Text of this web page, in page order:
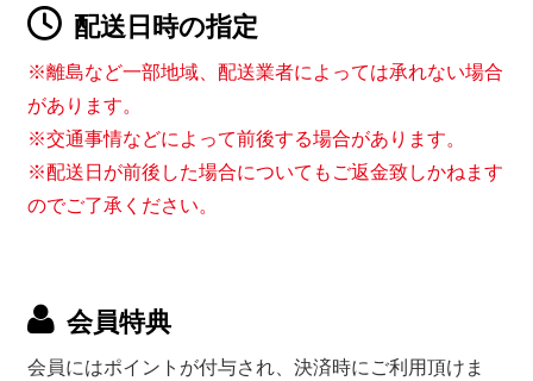
配送日時の指定
※離島など一部地域、配送業者によっては承れない場合
があります。
※交通事情などによって前後する場合があります。
※配送日が前後した場合についてもご返金致しかねます
のでご了承ください。
会員特典
会員にはポイントが付与され、決済時にご利用頂けま